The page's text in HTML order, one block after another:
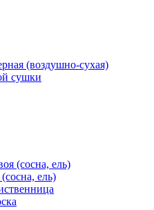
(воздушно-сухая)
сушки
(сосна, ель)
ель)